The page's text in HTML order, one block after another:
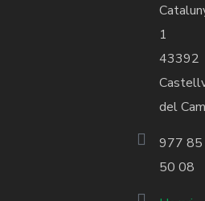
1
43392
del
977 85
50 08